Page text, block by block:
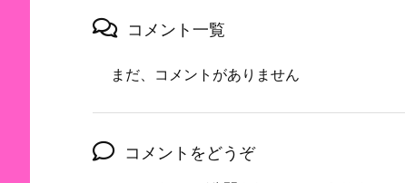
コメント一覧
まだ、コメントがありません
コメントをどうぞ